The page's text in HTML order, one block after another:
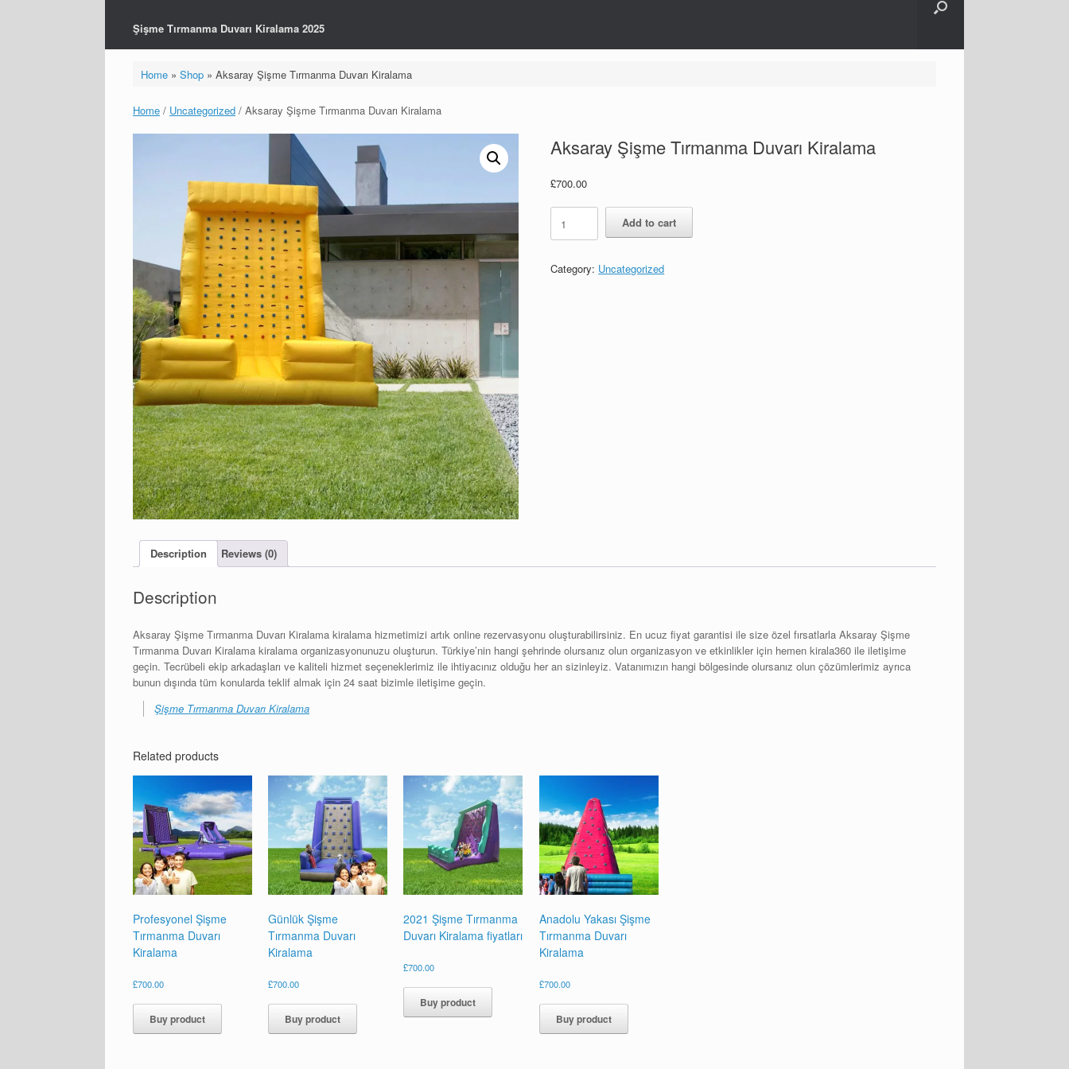
Şişme Tırmanma Duvarı Kiralama 2025
Home» Shop» Aksaray Şişme Tırmanma Duvarı Kiralama
Home / Uncategorized / Aksaray Şişme Tırmanma Duvarı Kiralama
Aksaray Şişme Tırmanma Duvarı Kiralama
£700.00
Aksaray
Şişme
Tırmanma
Kiralama
Add to cart
Category: Uncategorized
Description Reviews (0)
Description
Aksaray Şişme Tırmanma Duvarı Kiralama kiralama hizmetimizi artık online rezervasyonu oluşturabilirsiniz. En ucuz fiyat garantisi ile size özel fırsatlarla Aksaray Şişme
Tırmanma Duvarı Kiralama kiralama organizasyonunuzu oluşturun. Türkiye’nin hangi şehrinde olursanız olun organizasyon ve etkinlikler için hemen kirala360 ile iletişime
geçin. Tecrübeli ekip arkadaşları ve kaliteli hizmet seçeneklerimiz ile ihtiyacınız olduğu her an sizinleyiz. Vatanımızın hangi bölgesinde olursanız olun çözümlerimiz ayrıca
bunun dışında tüm konularda teklif almak için 24 saat bizimle iletişime geçin.
Şişme Tırmanma Duvarı Kiralama
Related products
Profesyonel Şişme
Tırmanma Duvarı
Kiralama
£700.00
Buy product
Günlük Şişme
Tırmanma Duvarı
Kiralama
£700.00
Buy product
2021 Şişme Tırmanma
Duvarı Kiralama fiyatları
£700.00
Buy product
Anadolu Yakası Şişme
Tırmanma Duvarı
Kiralama
£700.00
Buy product